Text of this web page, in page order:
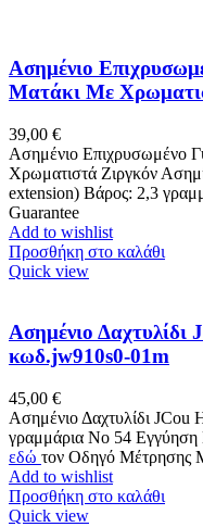
Ασημένιο
Ματάκι Με
39,00 €
Ασημένιο Επιχρυσωμένο
Χρωματιστά Ζιργκόν
extension) Βάρος: 2,3
Guarantee
Add to wishlist
Προσθήκη στο καλάθι
Quick view
Ασημένιο Δαχτυλίδι
κωδ.jw910s0-01m
45,00 €
Ασημένιο Δαχτυλίδι
γραμμάρια No 54
εδώ τον Οδηγό Μέτρησης
Add to wishlist
Προσθήκη στο καλάθι
Quick view